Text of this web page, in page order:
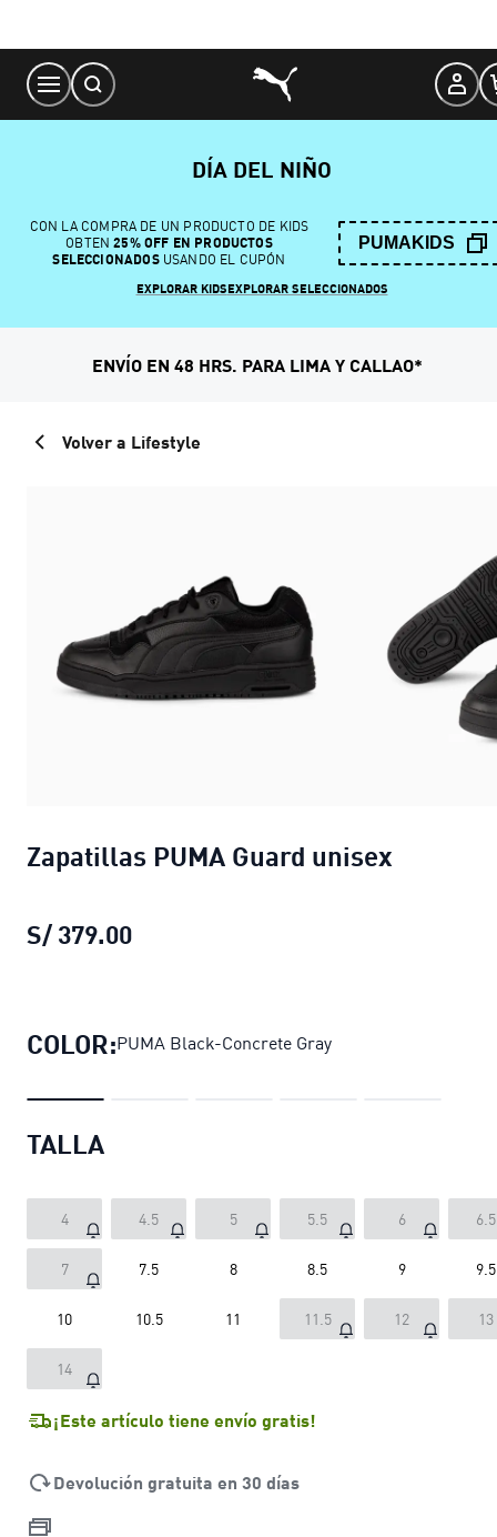
Content
DÍA DEL NIÑO
CON LA COMPRA DE UN PRODUCTO DE KIDS
OBTEN 25% OFF EN PRODUCTOS
SELECCIONADOSUSANDO EL CUPÓN
PUMAKIDS
EXPLORAR KIDSEXPLORAR SELECCIONADOS
ENVÍO EN 48 HRS. PARA LIMA Y CALLAO*
Volver a Lifestyle
Zapatillas PUMA Guard unisex
S/ 379.00
COLOR:PUMA Black-Concrete Gray
TALLA
4 4.5 5 5.5 6 6.5
7 7.5 8 8.5 9 9.5
10 10.5 11 11.5 12 13
14
¡Este artículo tiene envío gratis!
Devolución gratuita en 30 días